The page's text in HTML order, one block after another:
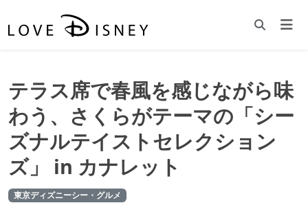
テラス席で春風を感じながら味
わう、さくらがテーマの「シー
ズナルテイストセレクション
ズ」 in カナレット
東京ディズニーシー・グルメ